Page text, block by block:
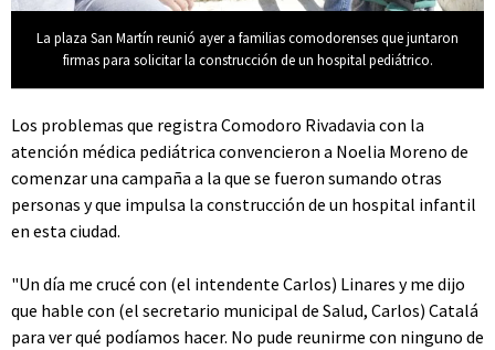
La plaza San Martín reunió ayer a familias comodorenses que juntaron
firmas para solicitar la construcción de un hospital pediátrico.
Los problemas que registra Comodoro Rivadavia con la
atención médica pediátrica convencieron a Noelia Moreno de
comenzar una campaña a la que se fueron sumando otras
personas y que impulsa la construcción de un hospital infantil
en esta ciudad.
"Un día me crucé con (el intendente Carlos) Linares y me dijo
que hable con (el secretario municipal de Salud, Carlos) Catalá
para ver qué podíamos hacer. No pude reunirme con ninguno de